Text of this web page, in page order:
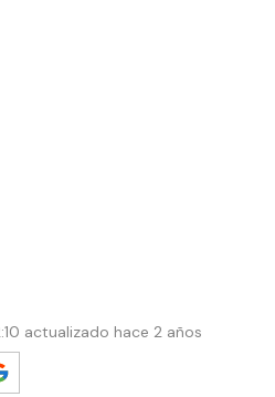
actualizado hace 2 años